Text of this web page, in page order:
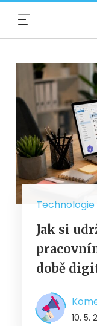
Technologie
Jak si
době
10. 5.